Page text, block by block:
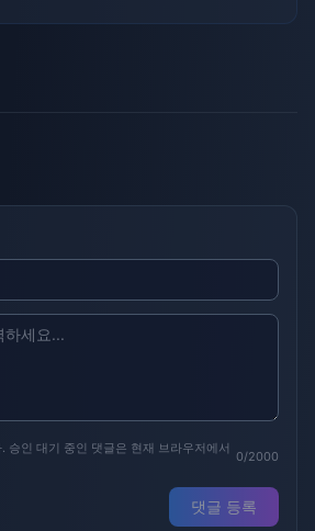
승인 대기 중인 댓글은 현재 브라우저에서
0/2000
댓글 등록